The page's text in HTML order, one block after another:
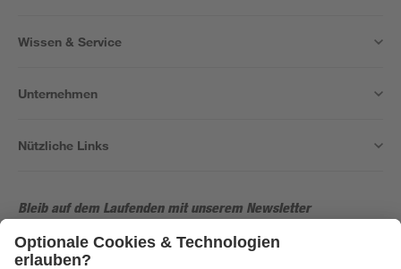
Wissen & Service
Unternehmen
Nützliche Links
Bleib auf dem Laufenden mit unserem Newsletter
Der toom Newsletter: Keine Angebote und Aktionen mehr verpassen!